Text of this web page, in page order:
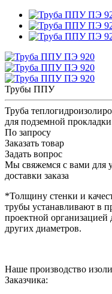
Трубы ППУ
Труба
для подземной
По запросу
Заказать товар
Задать вопрос
Мы свяжемся с вами для
доставки заказа
*Толщину стенки и
трубы устанавливают в
проектной организацией
других диаметров.
Наше производство
Заказчика: